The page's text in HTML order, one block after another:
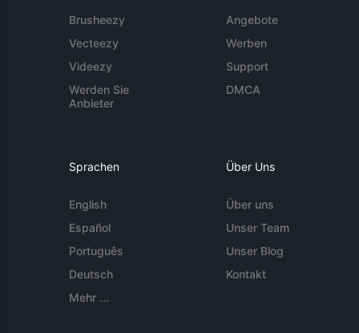
Brusheezy
Vecteezy
Videezy
Werden Sie
Anbieter
Angebote
Werben
Support
DMCA
Sprachen
English
Español
Português
Deutsch
Mehr ...
Über Uns
Über uns
Unser Team
Unser Blog
Kontakt